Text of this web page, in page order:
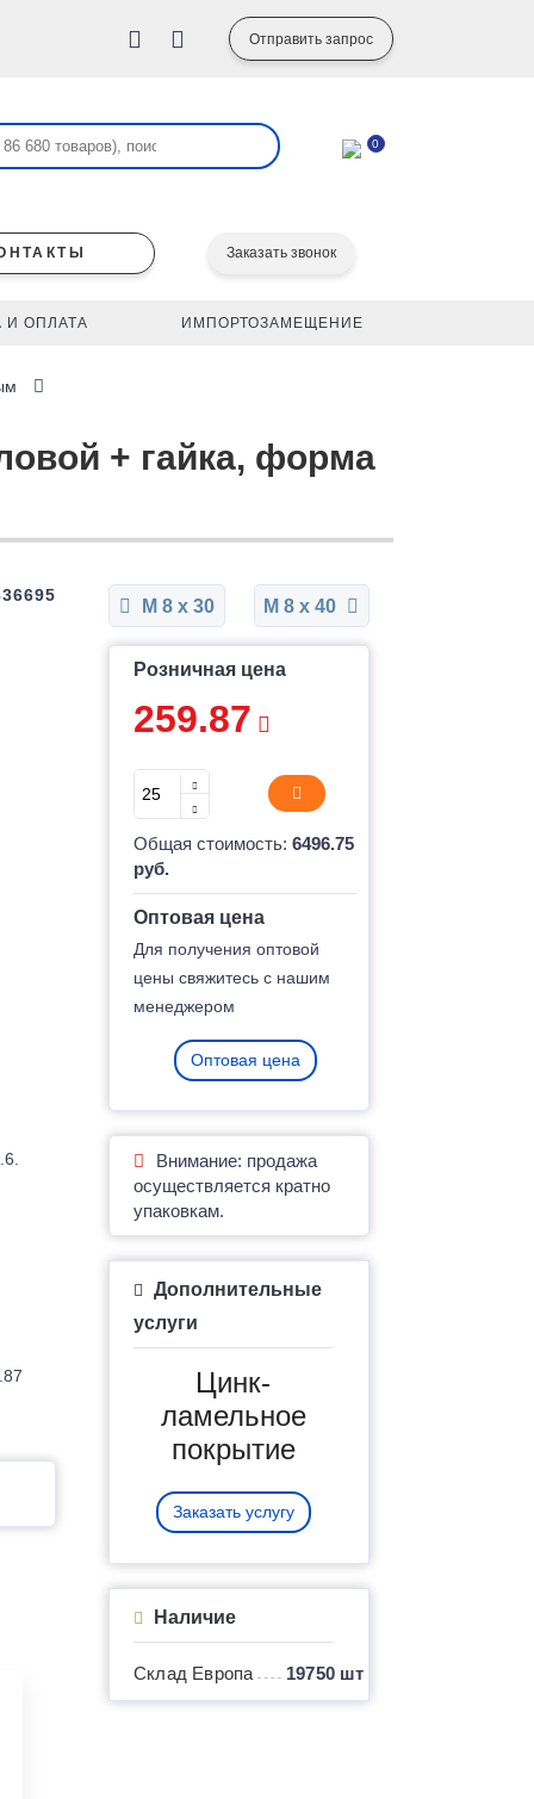
Отправить запрос
0
Заказать звонок
И ОПЛАТА ИМПОРТОЗАМЕЩЕНИЕ
+ гайка, форма
М 8 x 30 М 8 x 40
Розничная цена
259.87
Общая стоимость: 6496.75
руб.
Оптовая цена
Для получения оптовой
цены свяжитесь с нашим
менеджером
Оптовая цена
Внимание: продажа
осуществляется кратно
упаковкам.
Дополнительные
услуги
Цинк-
ламельное
покрытие
Заказать услугу
Наличие
Склад Европа 19750 шт